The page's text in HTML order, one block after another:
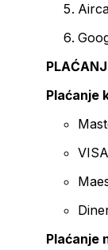
Plaćanje
VISA
Plaćanje